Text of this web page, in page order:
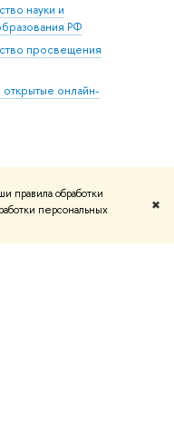
правила обработки
персональных
✖
науки и
РФ
просвещения
онлайн-